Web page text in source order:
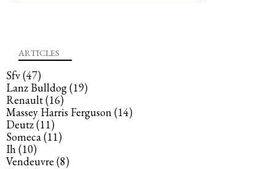
ARTICLES
Sfv(47)
Lanz Bulldog(19)
Renault(16)
Massey Harris Ferguson(14)
Deutz(11)
Someca(11)
Ih(10)
Vendeuvre (8)